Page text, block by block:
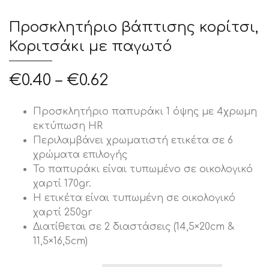
Προσκλητήριο βάπτισης κορίτσι,
Κοριτσάκι με παγωτό
€0.40 – €0.62
Προσκλητήριο παπυράκι 1 όψης με 4χρωμη
εκτύπωση HR
Περιλαμβάνει χρωματιστή ετικέτα σε 6
χρώματα επιλογής
Το παπυράκι είναι τυπωμένο σε οικολογικό
χαρτί 170gr.
Η ετικέτα είναι τυπωμένη σε οικολογικό
χαρτί 250gr
Διατίθεται σε 2 διαστάσεις (14,5×20cm &
11,5×16,5cm)